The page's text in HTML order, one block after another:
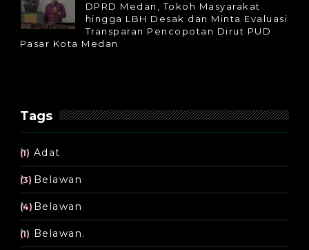
DPRD Medan, Tokoh Masyarakat
hingga LBH Desak dan Minta Evaluasi
Transparan Pencopotan Dirut PUD
Pasar Kota Medan
Tags
Adat
(1)
Belawan
(3)
Belawan
(4)
Belawan.
(1)